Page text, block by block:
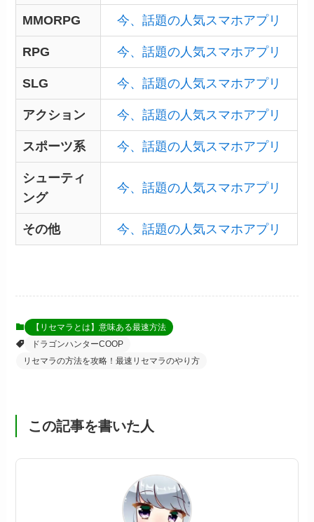
MMORPG 今、話題の人気スマホアプリ
RPG 今、話題の人気スマホアプリ
SLG 今、話題の人気スマホアプリ
アクション 今、話題の人気スマホアプリ
スポーツ系 今、話題の人気スマホアプリ
シューティ
ング
今、話題の人気スマホアプリ
その他 今、話題の人気スマホアプリ
【リセマラとは】意味ある最速方法
ドラゴンハンターCOOP
リセマラの方法を攻略！最速リセマラのやり方
この記事を書いた人